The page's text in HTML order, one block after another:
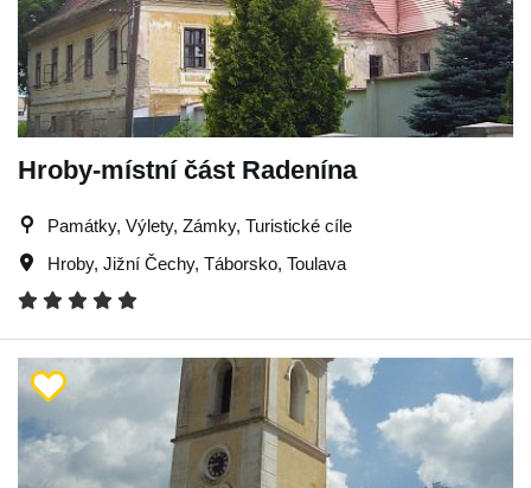
Hroby-místní část Radenína
Památky, Výlety, Zámky, Turistické cíle
Hroby, Jižní Čechy, Táborsko, Toulava